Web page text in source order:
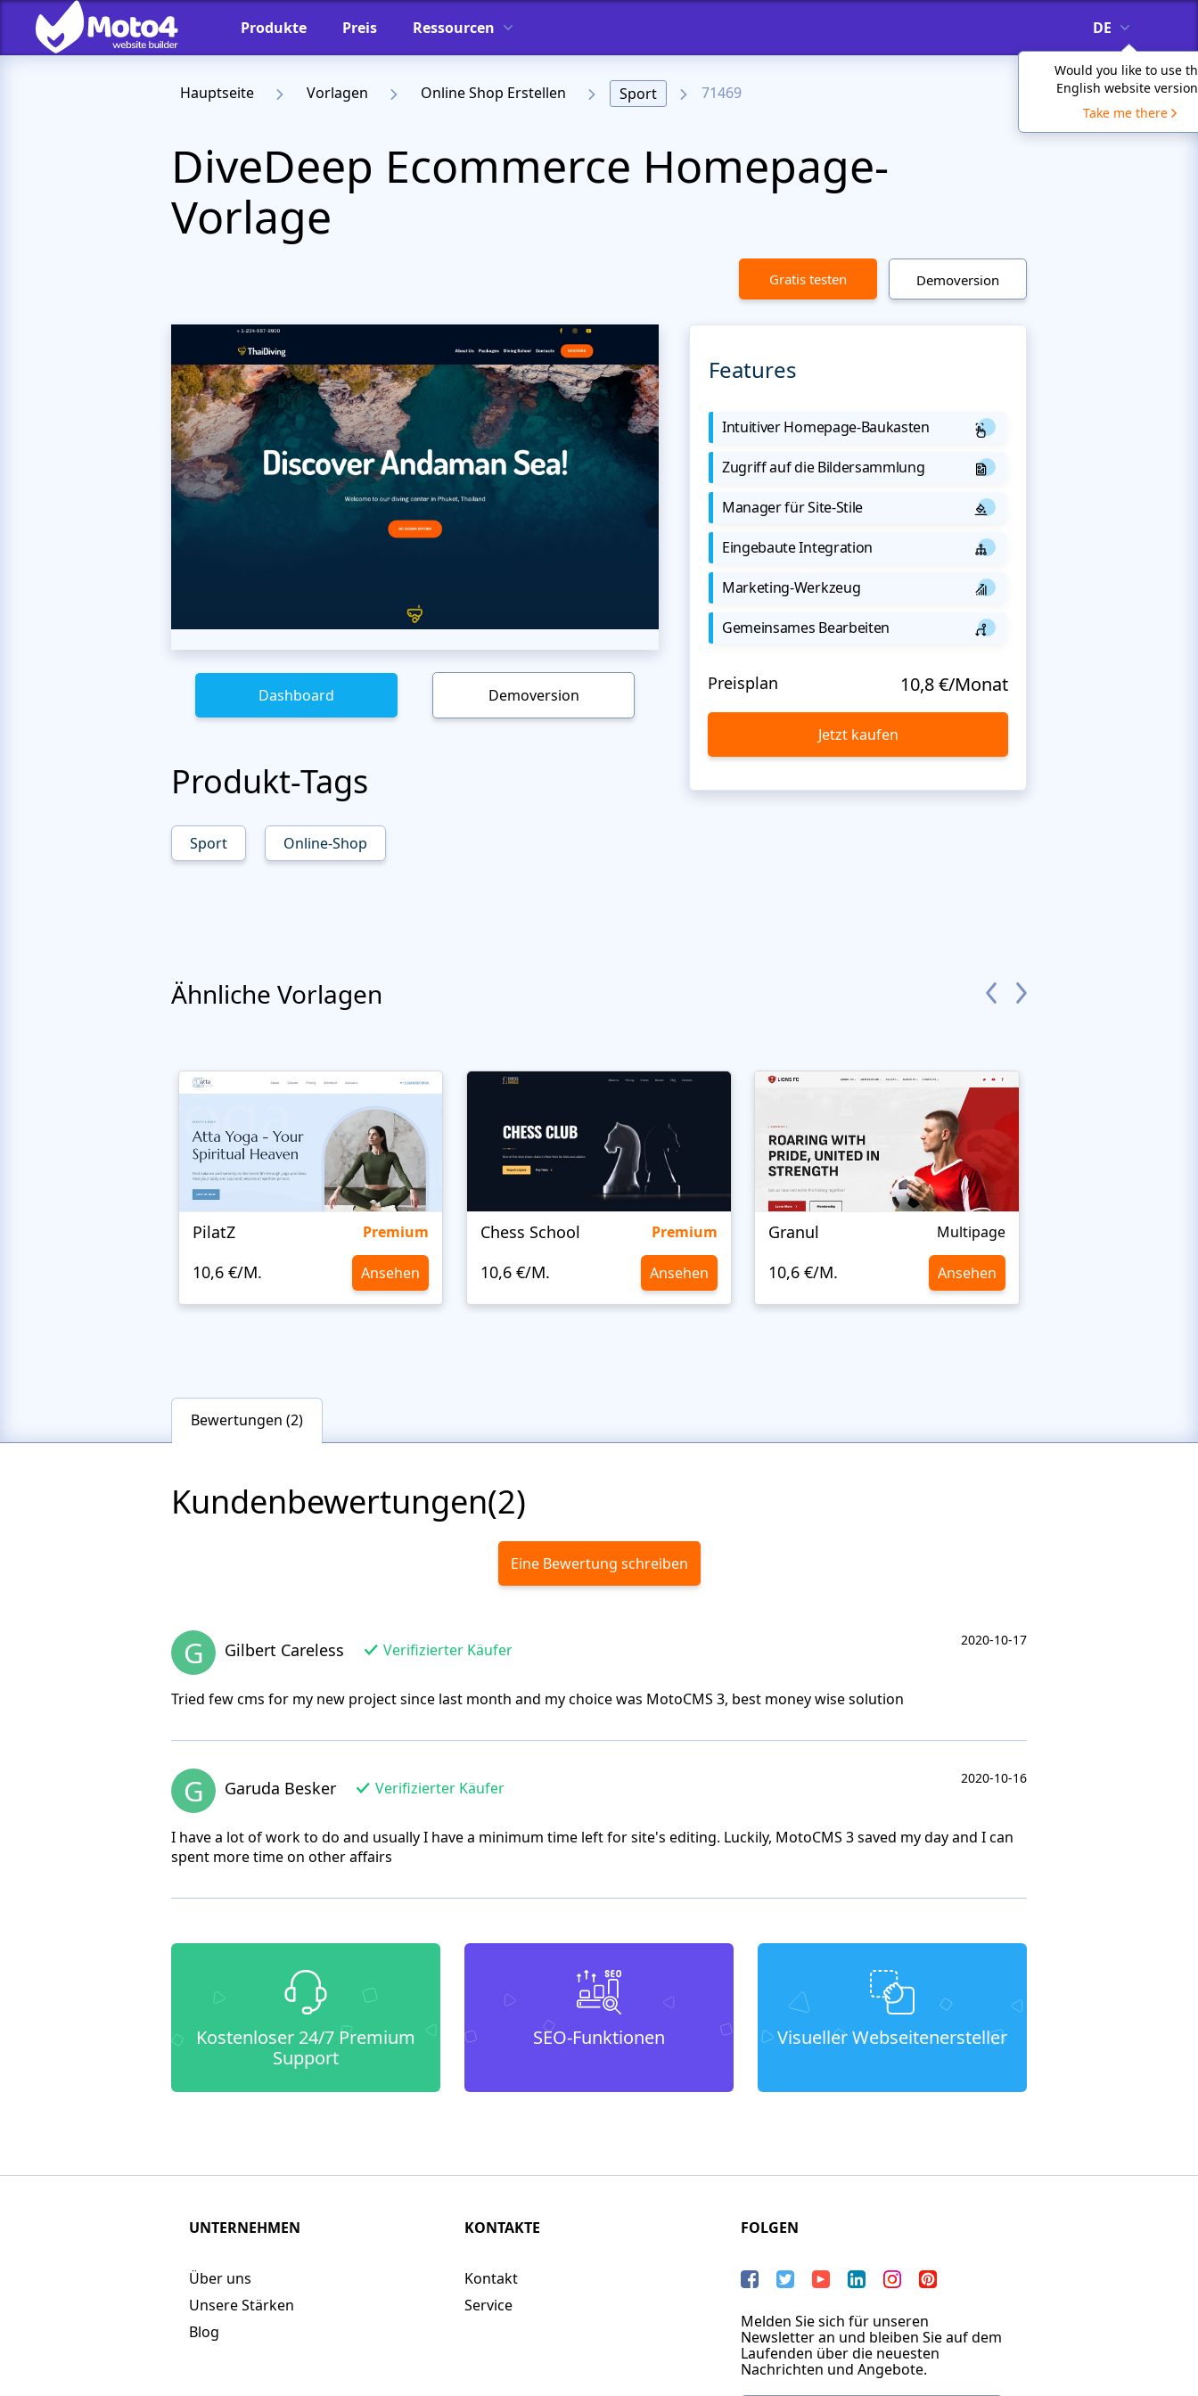
Produkte Preis Ressourcen DE
Would you like to use
English website
Take me there
Hauptseite Vorlagen Online Shop Erstellen Sport 71469
DiveDeep Ecommerce Homepage-
Vorlage
Gratis testen Demoversion
Dashboard Demoversion
Produkt-Tags
Sport Online-Shop
Features
Intuitiver Homepage-Baukasten
Zugriff auf die Bildersammlung
Manager für Site-Stile
Eingebaute Integration
Marketing-Werkzeug
Gemeinsames Bearbeiten
Preisplan 10,8 €/Monat
Jetzt kaufen
Ähnliche Vorlagen
PilatZ Premium
10,6 €/M. Ansehen
Chess School Premium
10,6 €/M. Ansehen
Granul Multipage
10,6 €/M. Ansehen
Bewertungen (2)
Kundenbewertungen(2)
Eine Bewertung schreiben
G Gilbert Careless Verifizierter Käufer
2020-10-17
Tried few cms for my new project since last month and my choice was MotoCMS 3, best money wise solution
G Garuda Besker Verifizierter Käufer
2020-10-16
I have a lot of work to do and usually I have a minimum time left for site's editing. Luckily, MotoCMS 3 saved my day and I can
spent more time on other affairs
Kostenloser 24/7 Premium
Support
SEO-Funktionen Visueller Webseitenersteller
UNTERNEHMEN
Über uns
Unsere Stärken
Blog
KONTAKTE
Kontakt
Service
FOLGEN
Melden Sie sich für unseren
Newsletter an und bleiben Sie auf dem
Laufenden über die neuesten
Nachrichten und Angebote.